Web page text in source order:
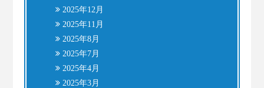
2025年12月
2025年11月
2025年8月
2025年7月
2025年4月
2025年3月